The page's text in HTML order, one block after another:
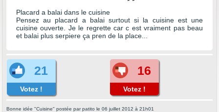
Placard a balai dans le cuisine
Pensez au placard a balai surtout si la cuisine est une
cuisine ouverte. Je le regrette car c est vraiment pas beau
et balai plus serpiere ça pren de la place...
21
Votez !
16
Votez !
Bonne idée "Cuisine" postée par patito le 06 juillet 2012 à 21h01